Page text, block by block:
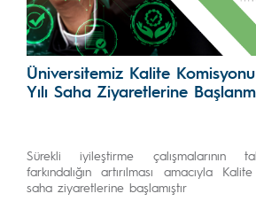
Üniversitemiz Kalite
Yılı Saha Ziyaretlerine
Sürekli iyileştirme çalışmalarının
farkındalığın artırılması amacıyla
saha ziyaretlerine başlamıştır